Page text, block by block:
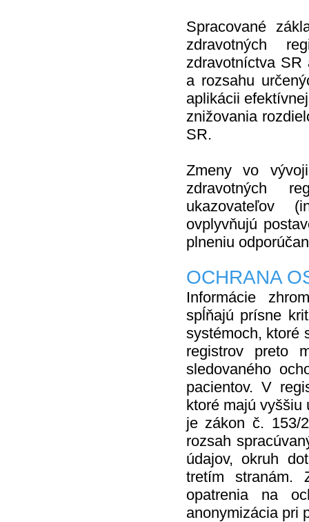
Spracované
zdravotných
zdravotníctva SR
a rozsahu
aplikácii
znižovania
SR.
Zmeny vo
zdravotných
ukazovateľov
ovplyvňujú
plneniu
OCHRANA
Informácie
spĺňajú prísne
systémoch, ktoré
registrov preto
sledovaného
pacientov. V
ktoré majú vyššiu
je zákon č. 153/
rozsah
údajov, okruh
tretím stranám.
opatrenia na
anonymizácia pri